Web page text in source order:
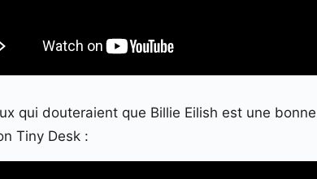
qui douteraient que Billie Eilish est une
Tiny Desk :